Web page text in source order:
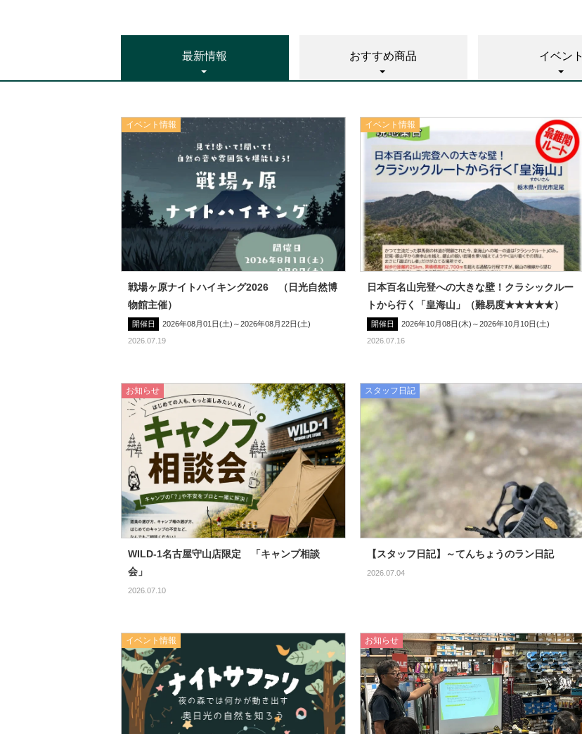
最新情報 おすすめ商品 イベント
イベント情報
戦場ヶ原ナイトハイキング2026 （日光自然博
物館主催）
開催日
2026年08月01日(土)～2026年08月22日(土)
2026.07.19
イベント情報
日本百名山完登への大きな壁！クラシックルー
トから行く「皇海山」（難易度★★★★★）
開催日
2026年10月08日(木)～2026年10月10日(土)
2026.07.16
お知らせ
WILD-1名古屋守山店限定 「キャンプ相談
会」
2026.07.10
スタッフ日記
【スタッフ日記】～てんちょうのラン日記
2026.07.04
イベント情報 お知らせ